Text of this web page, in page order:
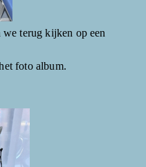
terug kijken op een
foto album.